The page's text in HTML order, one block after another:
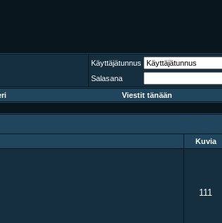
Käyttäjätunnus
Salasana
Viestit tänään
Kuvia
111